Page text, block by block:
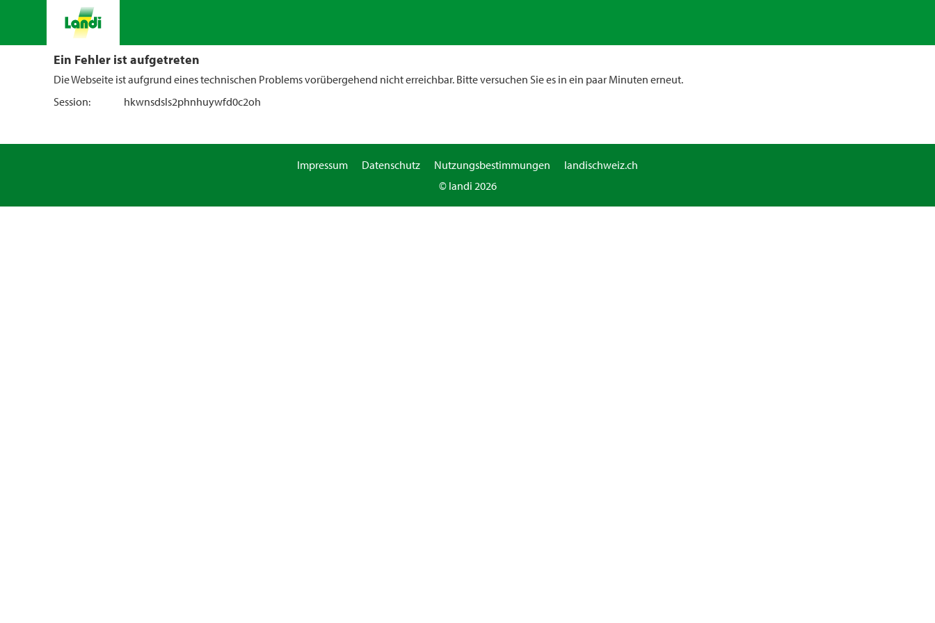
Ein Fehler ist aufgetreten
Die Webseite ist aufgrund eines technischen Problems vorübergehend nicht erreichbar. Bitte versuchen Sie es in ein paar Minuten erneut.
Session:
hkwnsdsls2phnhuywfd0c2oh
Impressum Datenschutz Nutzungsbestimmungen
landischweiz.ch
© landi 2026